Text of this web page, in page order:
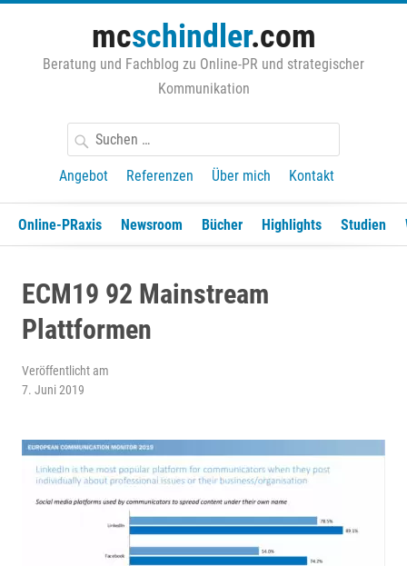
springen
mcschindler.com
Beratung und Fachblog zu Online-PR und strategischer
Kommunikation
Suchen
nach:
Angebot
Referenzen Über mich Kontakt
Online-PRaxis Newsroom Bücher Highlights Studien
ECM19 92 Mainstream
Plattformen
Veröffentlicht am
7. Juni 2019